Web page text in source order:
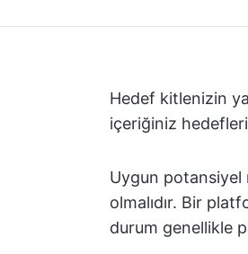
Hedef kitlenizin
içeriğiniz
Uygun potansiyel
olmalıdır. Bir
durum genellikle